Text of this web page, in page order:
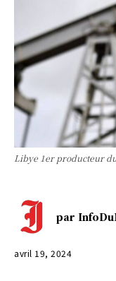
Libye 1er producteur
par
avril 19, 2024